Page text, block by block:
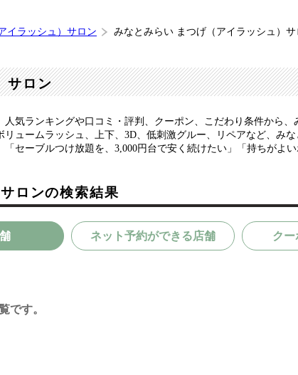
イラッシュ）サロン みなとみらい まつげ（アイラッシュ）サ
サロン
気ランキングや口コミ・評判、クーポン、こだわり条件から
ュームラッシュ、上下、3D、低刺激グルー、リペアなど、み
セーブルつけ放題を、3,000円台で安く続けたい」「持ちがよ
ロンの検索結果
ネット予約ができる店舗 クー
です。